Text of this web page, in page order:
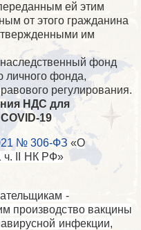
ей этим
от этого гражданина
им
фонд
личного фонда,
регулирования.
НДС для
COVID-19
№ 306-ФЗ «О
ч.
НК РФ»
-
производство вакцины
инфекции,